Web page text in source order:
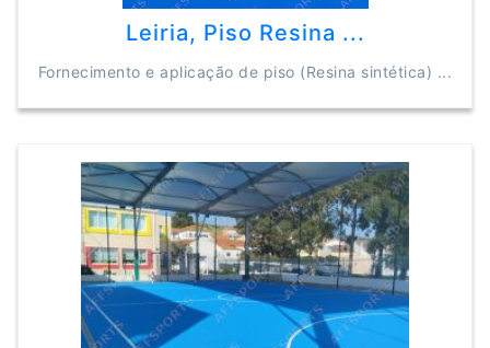
Leiria, Piso Resina ...
Fornecimento e aplicação de piso (Resina sintética) ...